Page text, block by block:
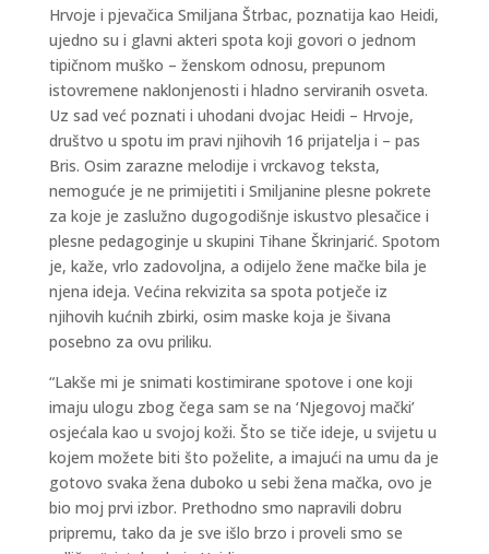
Hrvoje i pjevačica Smiljana Štrbac, poznatija kao Heidi,
ujedno su i glavni akteri spota koji govori o jednom
tipičnom muško – ženskom odnosu, prepunom
istovremene naklonjenosti i hladno serviranih osveta.
Uz sad već poznati i uhodani dvojac Heidi – Hrvoje,
društvo u spotu im pravi njihovih 16 prijatelja i – pas
Bris. Osim zarazne melodije i vrckavog teksta,
nemoguće je ne primijetiti i Smiljanine plesne pokrete
za koje je zaslužno dugogodišnje iskustvo plesačice i
plesne pedagoginje u skupini Tihane Škrinjarić. Spotom
je, kaže, vrlo zadovoljna, a odijelo žene mačke bila je
njena ideja. Većina rekvizita sa spota potječe iz
njihovih kućnih zbirki, osim maske koja je šivana
posebno za ovu priliku.
“Lakše mi je snimati kostimirane spotove i one koji
imaju ulogu zbog čega sam se na ‘Njegovoj mački’
osjećala kao u svojoj koži. Što se tiče ideje, u svijetu u
kojem možete biti što poželite, a imajući na umu da je
gotovo svaka žena duboko u sebi žena mačka, ovo je
bio moj prvi izbor. Prethodno smo napravili dobru
pripremu, tako da je sve išlo brzo i proveli smo se